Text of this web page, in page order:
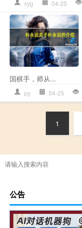
xyg 04-25
国棋手，师从...
py 04-25
1
公告